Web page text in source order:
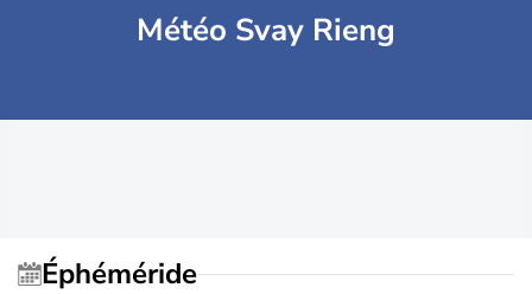
Météo Svay Rieng
Éphéméride